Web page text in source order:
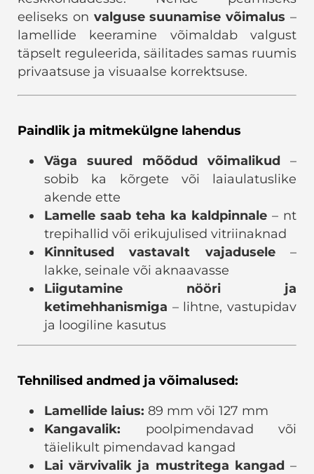
eeliseks on valguse suunamise võimalus –
lamellide keeramine võimaldab valgust
täpselt reguleerida, säilitades samas ruumis
privaatsuse ja visuaalse korrektsuse.
Paindlik ja mitmekülgne lahendus
Väga suured mõõdud võimalikud –
sobib ka kõrgete või laiaulatuslike
akende ette
Lamelle saab teha ka kaldpinnale – nt
trepihallid või erikujulised vitriinaknad
Kinnitused vastavalt vajadusele–
lakke, seinale või aknaavasse
Liigutamine nööri ja
ketimehhanismiga – lihtne, vastupidav
ja loogiline kasutus
Tehnilised andmed ja võimalused:
Lamellide laius: 89 mm või 127 mm
Kangavalik: poolpimendavad või
täielikult pimendavad kangad
Lai värvivalik ja mustritega kangad –